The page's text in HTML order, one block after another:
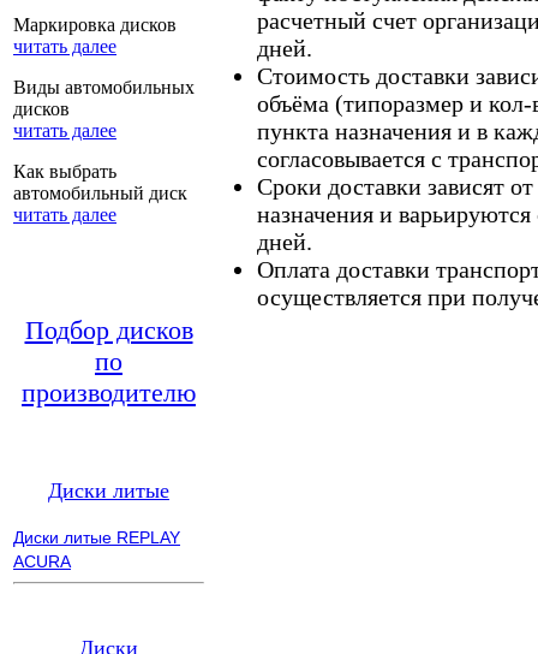
Маркировка дисков
читать далее
Виды автомобильных
дисков
читать далее
Как выбрать
автомобильный диск
читать далее
Подбор дисков
по
производителю
Диски литые
Диски литые REPLAY
ACURA
Диски
расчетный счет
дней.
Стоимость доставки
объёма (типоразмер и кол-
пункта назначения и в
согласовывается с
Сроки доставки зависят
назначения и
дней.
Оплата доставки
осуществляется при